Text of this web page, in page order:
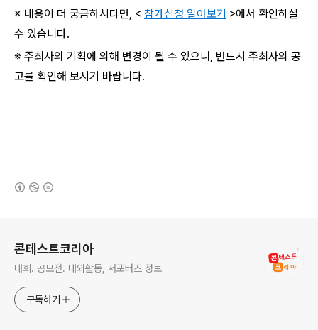
※ 내용이 더 궁금하시다면, < 참가신청 알아보기 >에서 확인하실
수 있습니다.
※ 주최사의 기획에 의해 변경이 될 수 있으니, 반드시 주최사의 공
고를 확인해 보시기 바랍니다.
콘테스트코리아
대회. 공모전. 대외활동, 서포터즈 정보
구독하기